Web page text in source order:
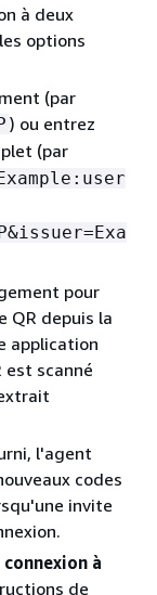
à deux
options
(par
) ou entrez
(par
pour
QR depuis la
application
scanné
l'agent
codes
invite
à
de